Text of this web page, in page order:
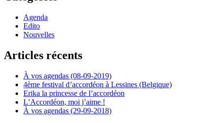
Agenda
Edito
Nouvelles
Articles récents
À vos agendas (08-09-2019)
4ème festival d’accordéon à Lessines (Belgique)
Erika la princesse de l’accordéon
L’Accordéon, moi j’aime !
À vos agendas (29-09-2018)